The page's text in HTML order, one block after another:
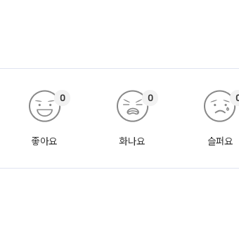
좋아요
0
화나요
0
슬퍼요